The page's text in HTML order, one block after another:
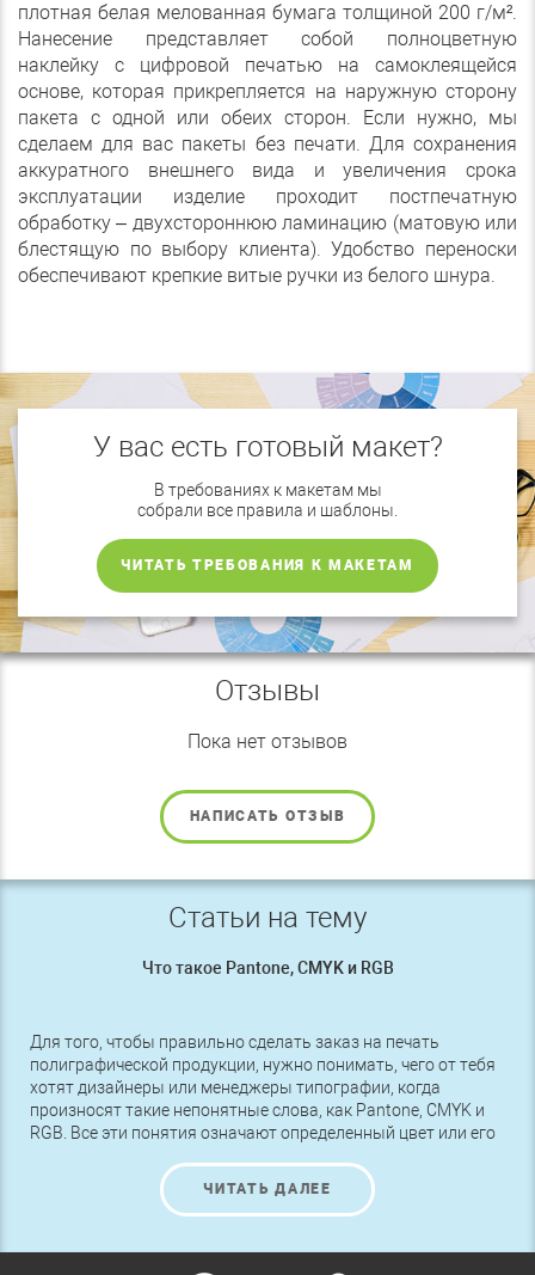
плотная белая мелованная бумага толщиной 200 г/м².
Нанесение представляет собой полноцветную
наклейку с цифровой печатью на самоклеящейся
основе, которая прикрепляется на наружную сторону
пакета с одной или обеих сторон. Если нужно, мы
сделаем для вас пакеты без печати. Для сохранения
аккуратного внешнего вида и увеличения срока
эксплуатации изделие проходит постпечатную
обработку – двухстороннюю ламинацию (матовую или
блестящую по выбору клиента). Удобство переноски
обеспечивают крепкие витые ручки из белого шнура.
У вас есть готовый макет?
В требованиях к макетам мы
собрали все правила и шаблоны.
ЧИТАТЬ ТРЕБОВАНИЯ К МАКЕТАМ
Отзывы
Пока нет отзывов
НАПИСАТЬ ОТЗЫВ
Статьи на тему
Что такое Pantone, CMYK и RGB
Для того, чтобы правильно сделать заказ на печать
полиграфической продукции, нужно понимать, чего от тебя
хотят дизайнеры или менеджеры типографии, когда
произносят такие непонятные слова, как Pantone, CMYK и
RGB. Все эти понятия означают определенный цвет или его
следует разбираться в этих названиях.
ЧИТАТЬ ДАЛЕЕ